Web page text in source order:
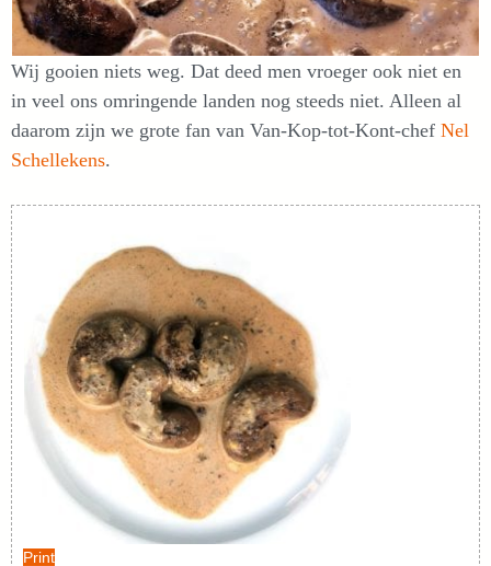
Wij gooien niets weg. Dat deed men vroeger ook niet en
in veel ons omringende landen nog steeds niet. Alleen al
daarom zijn we grote fan van Van-Kop-tot-Kont-chef Nel
Schellekens.
Print